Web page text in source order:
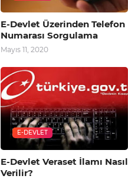
E-Devlet Üzerinden Telefon
Numarası Sorgulama
Mayıs 11, 2020
E-DEVLET
E-Devlet Veraset İlamı Nasıl
Verilir?